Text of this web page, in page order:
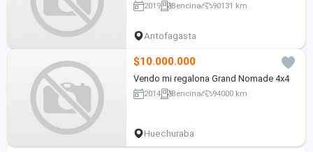
2019 Bencina 90131 km
Antofagasta
$10.000.000
Vendo mi regalona Grand Nomade 4x4
2014 Bencina 94000 km
Huechuraba